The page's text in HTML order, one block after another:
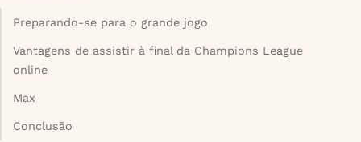
Preparando-se para o grande jogo
Vantagens de assistir à final da Champions League
online
Max
Conclusão